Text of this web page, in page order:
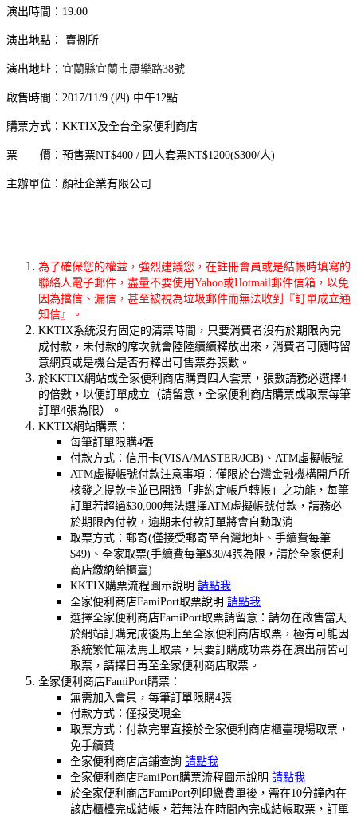
演出時間：19:00
演出地點： 賣捌所
演出地址： 宜蘭縣宜蘭市康樂路38號
啟售時間：2017/11/9 (四) 中午12點
購票方式：KKTIX及全台全家便利商店
票 價：預售票NT$400 / 四人套票NT$1200($300/人)
主辦單位：顏社企業有限公司
為了確保您的權益，強烈建議您，在註冊會員或是結帳時填寫的
聯絡人電子郵件，盡量不要使用Yahoo或Hotmail郵件信箱，以免
因為擋信、漏信，甚至被視為垃圾郵件而無法收到『訂單成立通
知信』。
KKTIX系統沒有固定的清票時間，只要消費者沒有於期限內完
成付款，未付款的席次就會陸陸續續釋放出來，消費者可隨時留
意網頁或是機台是否有釋出可售票券張數。
於KKTIX網站或全家便利商店購買四人套票，張數請務必選擇4
的倍數，以便訂單成立（請留意，全家便利商店購票或取票每筆
訂單4張為限）。
KKTIX網站購票：
每筆訂單限購4張
付款方式：信用卡(VISA/MASTER/JCB)、ATM虛擬帳號
ATM虛擬帳號付款注意事項：僅限於台灣金融機構開戶所
核發之提款卡並已開通「非約定帳戶轉帳」之功能，每筆
訂單若超過$30,000無法選擇ATM虛擬帳號付款，請務必
於期限內付款，逾期未付款訂單將會自動取消
取票方式：郵寄(僅接受郵寄至台灣地址、手續費每筆
$49)、全家取票(手續費每筆$30/4張為限，請於全家便利
商店繳納給櫃臺)
KKTIX購票流程圖示說明 請點我
全家便利商店FamiPort取票說明 請點我
選擇全家便利商店FamiPort取票請留意：請勿在啟售當天
於網站訂購完成後馬上至全家便利商店取票，極有可能因
系統繁忙無法馬上取票，只要訂購成功票券在演出前皆可
取票，請擇日再至全家便利商店取票。
全家便利商店FamiPort購票：
無需加入會員，每筆訂單限購4張
付款方式：僅接受現金
取票方式：付款完畢直接於全家便利商店櫃臺現場取票，
免手續費
全家便利商店店鋪查詢 請點我
全家便利商店FamiPort購票流程圖示說明 請點我
於全家便利商店FamiPort列印繳費單後，需在10分鐘內在
該店櫃檯完成結帳，若無法在時間內完成結帳取票，訂單